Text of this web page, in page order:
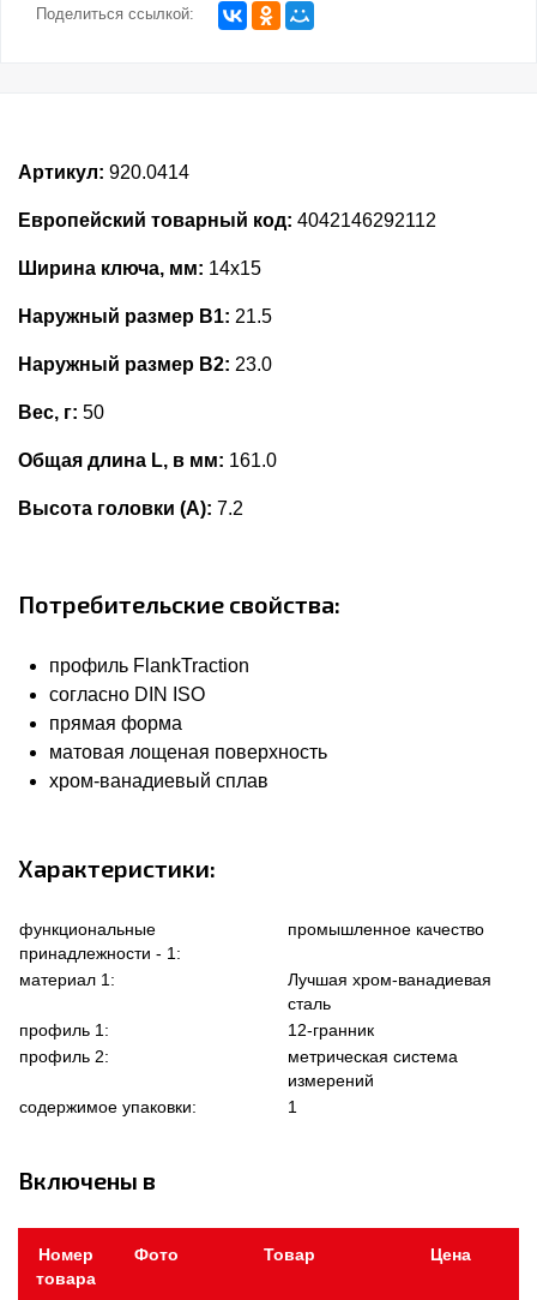
Поделиться ссылкой:
Артикул: 920.0414
Европейский товарный код: 4042146292112
Ширина ключа, мм: 14x15
Наружный размер В1: 21.5
Наружный размер В2: 23.0
Вес, г: 50
Общая длина L, в мм: 161.0
Высота головки (А): 7.2
Потребительские свойства:
профиль FlankTraction
согласно DIN ISO
прямая форма
матовая лощеная поверхность
хром-ванадиевый сплав
Характеристики:
функциональные
принадлежности - 1:
промышленное качество
материал 1:
Лучшая хром-ванадиевая
сталь
профиль 1:
12-гранник
профиль 2:
метрическая система
измерений
содержимое упаковки:
1
Включены в
Номер
товара
Фото Товар Цена